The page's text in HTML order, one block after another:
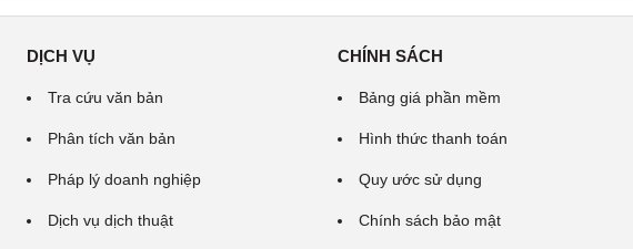
DỊCH VỤ
Tra cứu văn bản
Phân tích văn bản
Pháp lý doanh nghiệp
Dịch vụ dịch thuật
CHÍNH SÁCH
Bảng giá phần mềm
Hình thức thanh toán
Quy ước sử dụng
Chính sách bảo mật